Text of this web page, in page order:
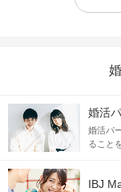
婚活
婚活パ
ること
IBJ